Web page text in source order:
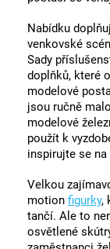
Nabídku
venkovské
Sady
doplňků, které
modelové
jsou ručně
modelové
použít k
inspirujte se na
Velkou
motion figurky,
tančí. Ale to
osvětlené